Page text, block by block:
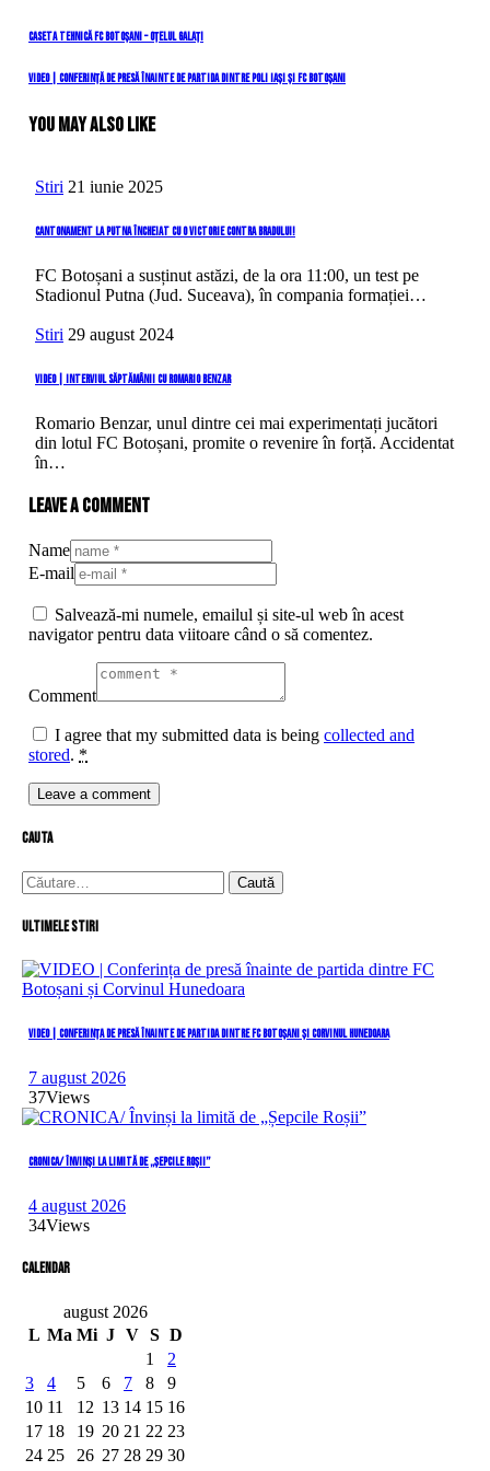
Navigare
în
Previous
Caseta tehnică FC Botoșani – Oțelul Galați
Next
VIDEO | Conferință de presă înainte de partida dintre Poli Iași și FC Botoșani
You May Also Like
Stiri 21 iunie 2025
Cantonament la Putna încheiat cu o victorie contra Bradului!
FC Botoșani a susținut astăzi, de la ora 11:00, un test pe
Stadionul Putna (Jud. Suceava), în compania formației…
Stiri 29 august 2024
VIDEO | Interviul săptămânii cu Romario Benzar
Romario Benzar, unul dintre cei mai experimentați jucători
din lotul FC Botoșani, promite o revenire în forță. Accidentat
în…
Leave a comment
Name
E-mail
Salvează-mi numele, emailul și site-ul web în acest
navigator pentru data viitoare când o să comentez.
Comment
I agree that my submitted data is being collected and
stored. *
cauta
Caută
după:
Ultimele stiri
VIDEO | Conferința de presă înainte de partida dintre FC Botoșani și Corvinul Hunedoara
7 august 2026
37Views
CRONICA/ Învinși la limită de „Șepcile Roșii”
4 august 2026
34Views
Calendar
august 2026
L Ma Mi J V S D
1
2
3
4 5 6 7 8
9
10 11 12 13 14 15 16
17 18 19 20 21 22 23
24 25 26 27 28 29 30